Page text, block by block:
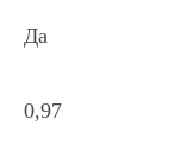
Да
0,97